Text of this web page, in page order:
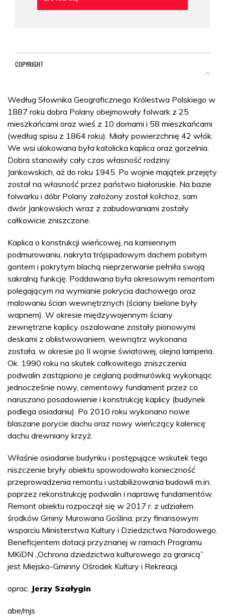
COPYRIGHT
Według Słownika Geograficznego Królestwa Polskiego w
1887 roku dobra Polany obejmowały folwark z 25
mieszkańcami oraz wieś z 10 domami i 58 mieszkańcami
(według spisu z 1864 roku). Miały powierzchnię 42 włók.
We wsi ulokowana była katolicka kaplica oraz gorzelnia.
Dobra stanowiły cały czas własność rodziny
Jankowskich, aż do roku 1945. Po wojnie majątek przejęty
został na własność przez państwo białoruskie. Na bazie
folwarku i dóbr Polany założony został kołchoz, sam
dwór Jankowskich wraz z zabudowaniami zostały
całkowicie zniszczone.
Kaplica o konstrukcji wieńcowej, na kamiennym
podmurowaniu, nakryta trójspadowym dachem pobitym
gontem i pokrytym blachą nieprzerwanie pełniła swoją
sakralną funkcję. Poddawana była okresowym remontom
polegającym na wymianie pokrycia dachowego oraz
malowaniu ścian wewnętrznych (ściany bielone były
wapnem). W okresie międzywojennym ściany
zewnętrzne kaplicy oszalowane zostały pionowymi
deskami z oblistwowaniem, wewnątrz wykonana
została, w okresie po II wojnie światowej, olejna lamperia.
Ok. 1990 roku na skutek całkowitego zniszczenia
podwalin zastąpiono je ceglaną podmurówką wykonując
jednocześnie nowy, cementowy fundament przez co
naruszono posadowienie i konstrukcję kaplicy (budynek
podlega osiadaniu). Po 2010 roku wykonano nowe
blaszane porycie dachu oraz nowy wieńczący kalenicę
dachu drewniany krzyż.
Właśnie osiadanie budynku i postępujące wskutek tego
niszczenie bryły obiektu spowodowało konieczność
przeprowadzenia remontu i ustabilizowania budowli m.in.
poprzez rekonstrukcję podwalin i naprawę fundamentów.
Remont obiektu rozpoczął się w 2017 r. z udziałem
środków Gminy Murowana Goślina, przy finansowym
wsparciu Ministerstwa Kultury i Dziedzictwa Narodowego.
Beneficjentem dotacji przyznanej w ramach Programu
MKiDN „Ochrona dziedzictwa kulturowego za granicą”
jest Miejsko-Gminny Ośrodek Kultury i Rekreacji.
oprac. Jerzy Szałygin
abe/mjs